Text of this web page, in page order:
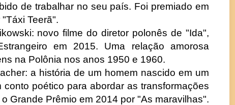
de trabalhar no seu país. Foi premiado em
Teerã".
novo filme do diretor polonês de "Ida",
em 2015. Uma relação amorosa
na Polônia nos anos 1950 e 1960.
a história de um homem nascido em um
poético para abordar as transformações
Grande Prêmio em 2014 por "As maravilhas".